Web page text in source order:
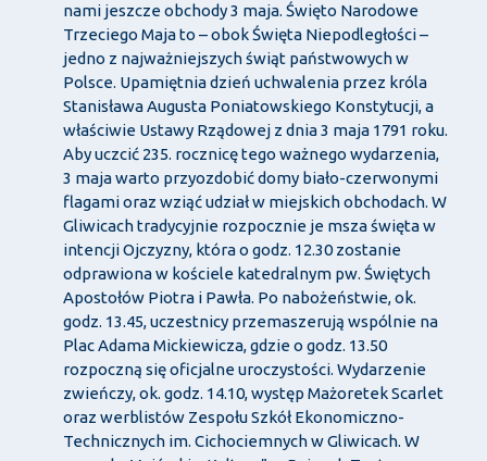
nami jeszcze obchody 3 maja. Święto Narodowe
Trzeciego Maja to – obok Święta Niepodległości –
jedno z najważniejszych świąt państwowych w
Polsce. Upamiętnia dzień uchwalenia przez króla
Stanisława Augusta Poniatowskiego Konstytucji, a
właściwie Ustawy Rządowej z dnia 3 maja 1791 roku.
Aby uczcić 235. rocznicę tego ważnego wydarzenia,
3 maja warto przyozdobić domy biało-czerwonymi
flagami oraz wziąć udział w miejskich obchodach. W
Gliwicach tradycyjnie rozpocznie je msza święta w
intencji Ojczyzny, która o godz. 12.30 zostanie
odprawiona w kościele katedralnym pw. Świętych
Apostołów Piotra i Pawła. Po nabożeństwie, ok.
godz. 13.45, uczestnicy przemaszerują wspólnie na
Plac Adama Mickiewicza, gdzie o godz. 13.50
rozpoczną się oficjalne uroczystości. Wydarzenie
zwieńczy, ok. godz. 14.10, występ Mażoretek Scarlet
oraz werblistów Zespołu Szkół Ekonomiczno-
Technicznych im. Cichociemnych w Gliwicach. W